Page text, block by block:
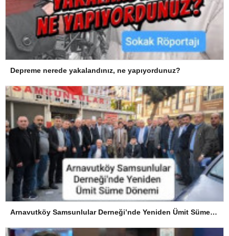
Depreme nerede yakalandınız, ne yapıyordunuz?
Arnavutköy Samsunlular Derneği’nde Yeniden Ümit Süme Dönemi